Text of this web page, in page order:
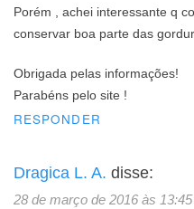
Porém , achei interessante q
conservar boa parte das
Obrigada pelas informações!
Parabéns pelo site !
RESPONDER
Dragica L. A. disse:
28 de março de 2016 às 13:45